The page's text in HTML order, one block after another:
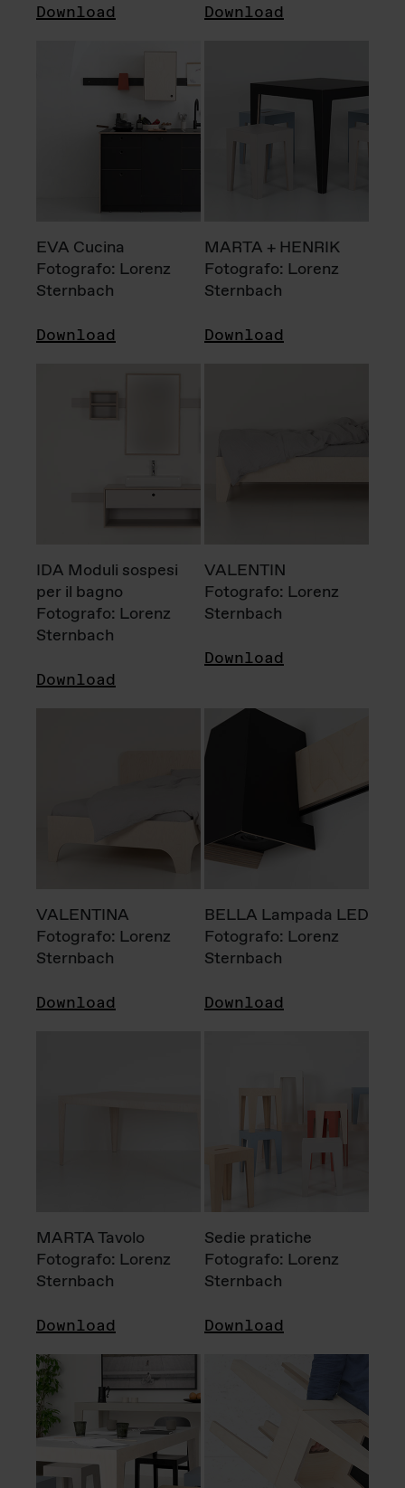
Download Download
EVA Cucina
Fotografo: Lorenz
Sternbach
Download
MARTA + HENRIK
Fotografo: Lorenz
Sternbach
Download
IDA Moduli sospesi
per il bagno
Fotografo: Lorenz
Sternbach
Download
VALENTIN
Fotografo: Lorenz
Sternbach
Download
VALENTINA
Fotografo: Lorenz
Sternbach
Download
BELLA Lampada LED
Fotografo: Lorenz
Sternbach
Download
MARTA Tavolo
Fotografo: Lorenz
Sternbach
Download
Sedie pratiche
Fotografo: Lorenz
Sternbach
Download